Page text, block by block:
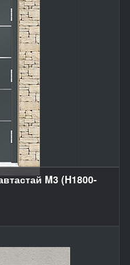
M3 (H1800-